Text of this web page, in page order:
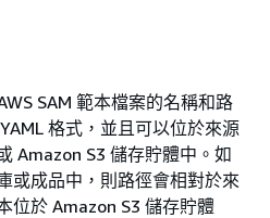
SAM 範本檔案的名稱和路
格式，並且可以位於來源
Amazon S3 儲存貯體中。如
或成品中，則路徑會相對於來
位於 Amazon S3 儲存貯體